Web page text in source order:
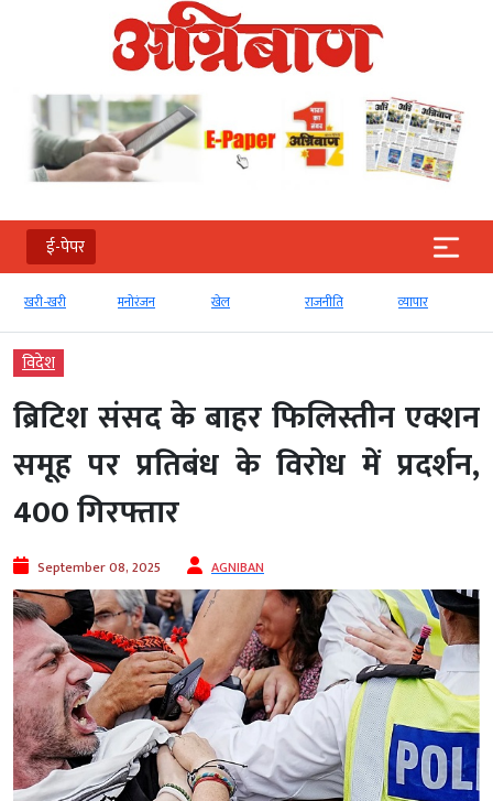
ई-पेपर
खरी-खरी मनोरंजन खेल राजनीति व्‍यापार
विदेश
ब्रिटिश संसद के बाहर फिलिस्तीन एक्शन
समूह पर प्रतिबंध के विरोध में प्रदर्शन,
400 गिरफ्तार
September 08, 2025 AGNIBAN